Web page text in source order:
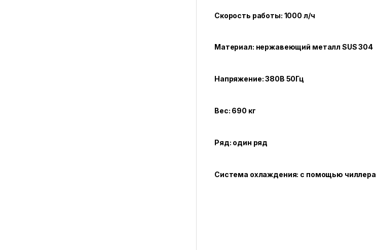
Скорость работы: 1000 л/ч
Материал: нержавеющий металл SUS 304
Напряжение: 380В 50Гц
Вес: 690 кг
Ряд: один ряд
Система охлаждения: с помощью чиллера